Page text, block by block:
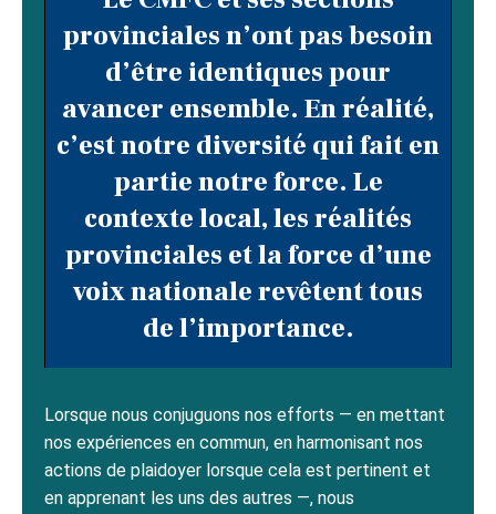
provinciales n’ont pas besoin
d’être identiques pour
avancer ensemble. En réalité,
c’est notre diversité qui fait en
partie notre force. Le
contexte local, les réalités
provinciales et la force d’une
voix nationale revêtent tous
de l’importance.
Lorsque nous conjuguons nos efforts — en mettant
nos expériences en commun, en harmonisant nos
actions de plaidoyer lorsque cela est pertinent et
en apprenant les uns des autres —, nous